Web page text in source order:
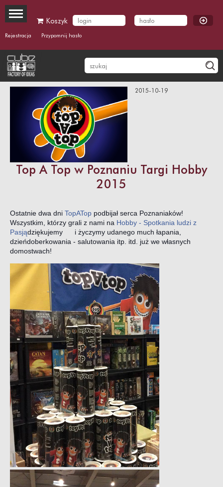
Koszyk
Rejestracja Przypomnij hasło
2015-10-19
Top A Top w Poznaniu Targi Hobby
2015
Ostatnie dwa dni TopATop podbijał serca Poznaniaków!
Wszystkim, którzy grali z nami na Hobby - Spotkania ludzi z
Pasjądziękujemy
i życzymy udanego much łapania,
dzieńdoberkowania - salutowania itp. itd. już we własnych
domostwach!